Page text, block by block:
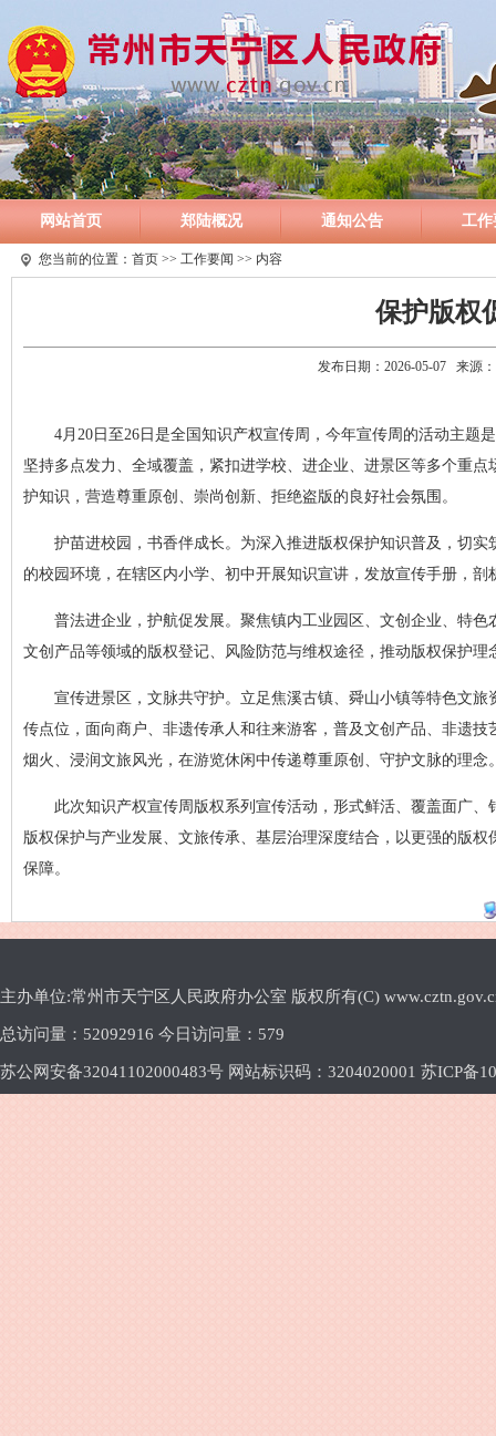
网站首页 郑陆概况 通知公告 工作
您当前的位置： 首页 >> 工作要闻 >> 内容
保护版权
发布日期：2026-05-07 来源
4月20日至26日是全国知识产权宣传周，今年宣传周的活动主题
坚持多点发力、全域覆盖，紧扣进学校、进企业、进景区等多个重
护知识，营造尊重原创、崇尚创新、拒绝盗版的良好社会氛围。
护苗进校园，书香伴成长。为深入推进版权保护知识普及，切
的校园环境，在辖区内小学、初中开展知识宣讲，发放宣传手册，
普法进企业，护航促发展。聚焦镇内工业园区、文创企业、特
文创产品等领域的版权登记、风险防范与维权途径，推动版权保护
宣传进景区，文脉共守护。立足焦溪古镇、舜山小镇等特色文
传点位，面向商户、非遗传承人和往来游客，普及文创产品、非遗
烟火、浸润文旅风光，在游览休闲中传递尊重原创、守护文脉的理念
此次知识产权宣传周版权系列宣传活动，形式鲜活、覆盖面广
版权保护与产业发展、文旅传承、基层治理深度结合，以更强的版
保障。
主办单位:常州市天宁区人民政府办公室 版权所有(C)
总访问量： 52092916 今日访问量： 579
苏公网安备32041102000483号 网站标识码：3204020001 苏ICP备